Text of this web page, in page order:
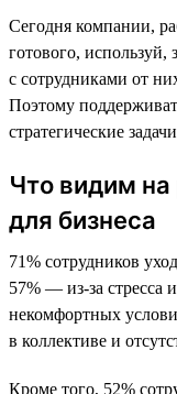
Сегодня компании,
готового,
с сотрудниками от
Поэтому
стратегические
Что видим на
для бизнеса
71% сотрудников
57% — из-за стресса
некомфортных
в коллективе и
Кроме того, 52%